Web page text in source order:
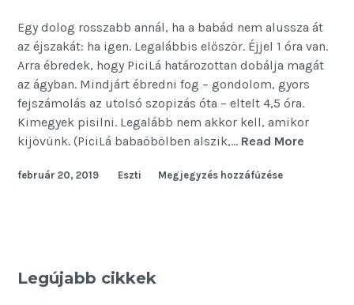
Egy dolog rosszabb annál, ha a babád nem alussza át
az éjszakát: ha igen. Legalábbis először. Éjjel 1 óra van.
Arra ébredek, hogy PiciLá határozottan dobálja magát
az ágyban. Mindjárt ébredni fog – gondolom, gyors
fejszámolás az utolsó szopizás óta – eltelt 4,5 óra.
Kimegyek pisilni. Legalább nem akkor kell, amikor
kijövünk. (PiciLá babaöbölben alszik,… Read More
február 20, 2019 Eszti Megjegyzés hozzáfűzése
Legújabb cikkek